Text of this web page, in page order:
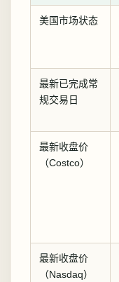
美国市场状态
最新已完成常
规交易日
最新收盘价
（Costco）
最新收盘价
（Nasdaq）